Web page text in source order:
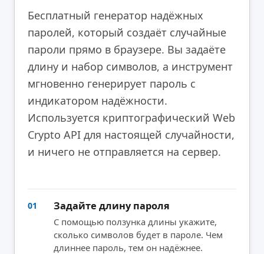
Бесплатный генератор надёжных
паролей, который создаёт случайные
пароли прямо в браузере. Вы задаёте
длину и набор символов, а инструмент
мгновенно генерирует пароль с
индикатором надёжности.
Используется криптографический Web
Crypto API для настоящей случайности,
и ничего не отправляется на сервер.
01 Задайте длину пароля
С помощью ползунка длины укажите,
сколько символов будет в пароле. Чем
длиннее пароль, тем он надёжнее.